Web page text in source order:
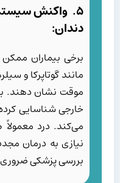
۵. واکنش
دندان:
برخی بیماران
مانند گوتاپرکا و
موقت نشان دهند.
خارجی شناسایی
می‌کند. درد
نیازی به درمان
بررسی پزشکی